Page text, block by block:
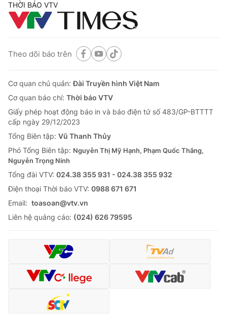
THỜI BÁO VTV
Theo dõi báo trên
Cơ quan chủ quản:Đài Truyền hình Việt Nam
Cơ quan báo chí: Thời báo VTV
Giấy phép hoạt động báo in và báo điện tử số 483/GP-BTTTT
cấp ngày 29/12/2023
Tổng Biên tập: Vũ Thanh Thủy
Phó Tổng Biên tập: Nguyễn Thị Mỹ Hạnh, Phạm Quốc Thắng,
Nguyễn Trọng Ninh
Tổng đài VTV: 024.38 355 931 - 024.38 355 932
Ðiện thoại Thời báo VTV: 0988 671 671
Email: toasoan@vtv.vn
Liên hệ quảng cáo: (024) 626 79595